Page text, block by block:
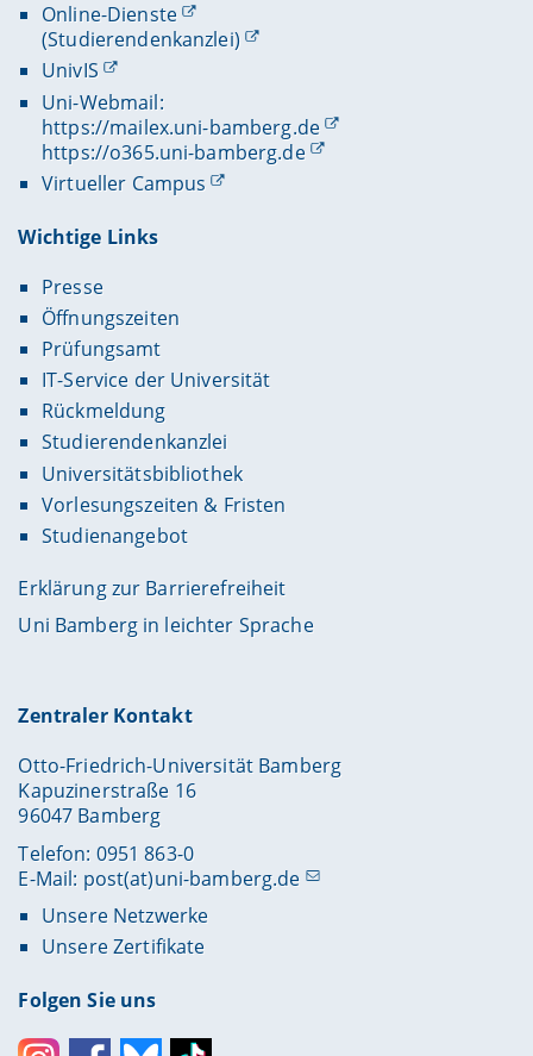
Online-Dienste
(Studierendenkanzlei)
UnivIS
Uni-Webmail:
https://mailex.uni-bamberg.de
https://o365.uni-bamberg.de
Virtueller Campus
Wichtige Links
Presse
Öffnungszeiten
Prüfungsamt
IT-Service der Universität
Rückmeldung
Studierendenkanzlei
Universitätsbibliothek
Vorlesungszeiten & Fristen
Studienangebot
Erklärung zur Barrierefreiheit
Uni Bamberg in leichter Sprache
Zentraler Kontakt
Otto-Friedrich-Universität Bamberg
Kapuzinerstraße 16
96047 Bamberg
Telefon: 0951 863-0
E-Mail: post(at)uni-bamberg.de
Unsere Netzwerke
Unsere Zertifikate
Folgen Sie uns